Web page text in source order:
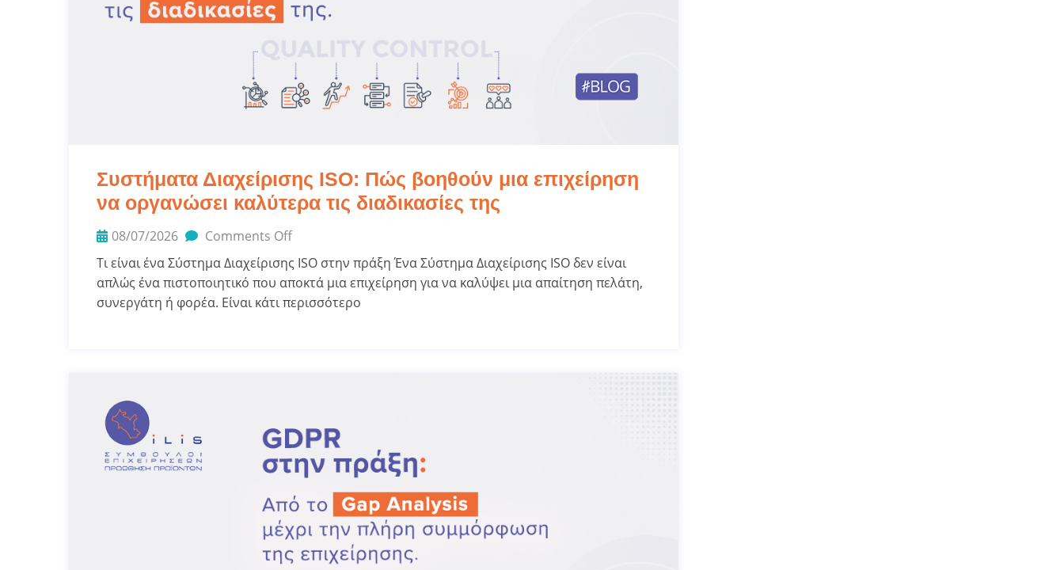
Συστήματα Διαχείρισης ISO: Πώς βοηθούν μια επιχείρηση
να οργανώσει καλύτερα τις διαδικασίες της
08/07/2026
Comments Off
Τι είναι ένα Σύστημα Διαχείρισης ISO στην πράξη Ένα Σύστημα Διαχείρισης ISO δεν είναι
απλώς ένα πιστοποιητικό που αποκτά μια επιχείρηση για να καλύψει μια απαίτηση πελάτη,
συνεργάτη ή φορέα. Είναι κάτι περισσότερο